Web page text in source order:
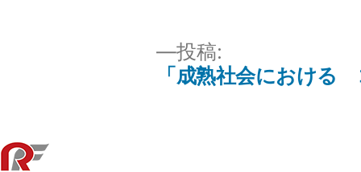
ズ
ナ
投稿:
「成熟社会における